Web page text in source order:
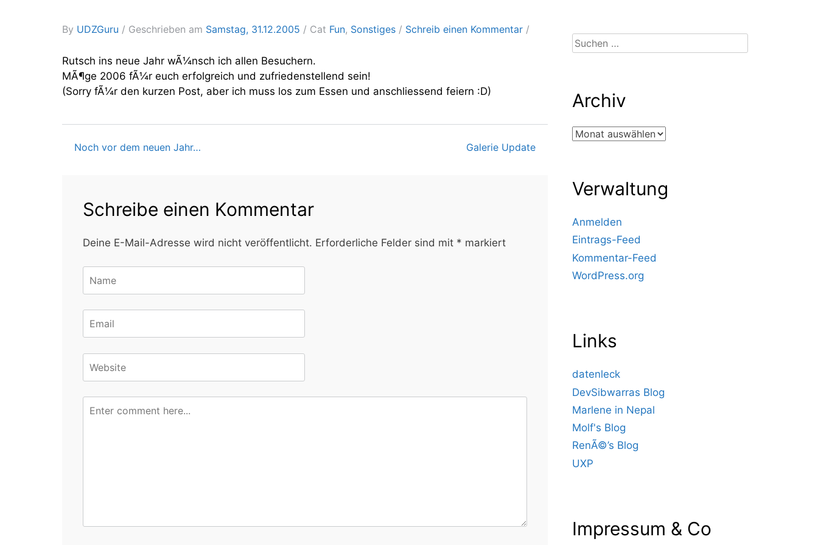
By UDZGuru Geschrieben am Samstag, 31.12.2005 Cat Fun, Sonstiges Schreib einen Kommentar
Rutsch ins neue Jahr wÃ¼nsch ich allen Besuchern.
MÃ¶ge 2006 fÃ¼r euch erfolgreich und zufriedenstellend sein!
(Sorry fÃ¼r den kurzen Post, aber ich muss los zum Essen und anschliessend feiern :D)
Beitragsnavigation
Noch vor dem neuen Jahr… Galerie Update
Schreibe einen Kommentar
Deine E-Mail-Adresse wird nicht veröffentlicht. Erforderliche Felder sind mit * markiert
Suchen
nach:
Archiv
Archiv
Verwaltung
Anmelden
Eintrags-Feed
Kommentar-Feed
WordPress.org
Links
datenleck
DevSibwarras Blog
Marlene in Nepal
Molf's Blog
RenÃ©’s Blog
UXP
Impressum & Co